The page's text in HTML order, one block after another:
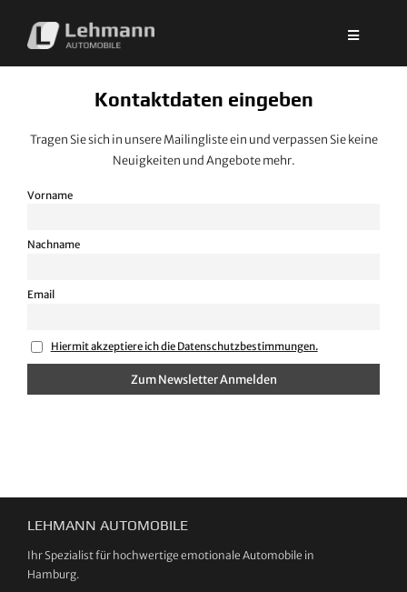
Inhalt
springen
Kontaktdaten eingeben
Tragen Sie sich in unsere Mailingliste ein und verpassen Sie keine
Neuigkeiten und Angebote mehr.
Vorname
Nachname
Email
Hiermit akzeptiere ich die Datenschutzbestimmungen.
LEHMANN AUTOMOBILE
Ihr Spezialist für hochwertige emotionale Automobile in
Hamburg.